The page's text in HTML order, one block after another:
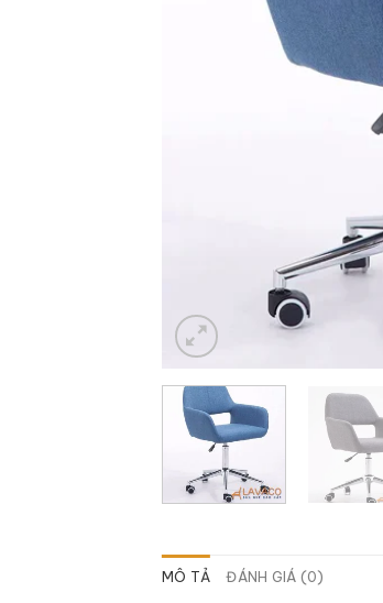
MÔ TẢ ĐÁNH GIÁ (0)